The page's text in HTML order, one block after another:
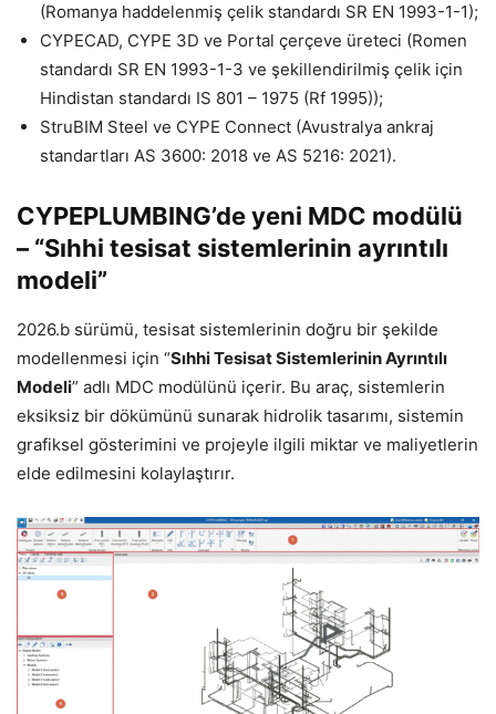
(Romanya haddelenmiş çelik standardı SR EN 1993-1-1);
CYPECAD, CYPE 3D ve Portal çerçeve üreteci (Romen
standardı SR EN 1993-1-3 ve şekillendirilmiş çelik için
Hindistan standardı IS 801 – 1975 (Rf 1995));
StruBIM Steel ve CYPE Connect (Avustralya ankraj
standartları AS 3600: 2018 ve AS 5216: 2021).
CYPEPLUMBING’de yeni MDC modülü
– “Sıhhi tesisat sistemlerinin ayrıntılı
modeli”
2026.b sürümü, tesisat sistemlerinin doğru bir şekilde
modellenmesi için “Sıhhi Tesisat Sistemlerinin Ayrıntılı
Modeli” adlı MDC modülünü içerir. Bu araç, sistemlerin
eksiksiz bir dökümünü sunarak hidrolik tasarımı, sistemin
grafiksel gösterimini ve projeyle ilgili miktar ve maliyetlerin
elde edilmesini kolaylaştırır.